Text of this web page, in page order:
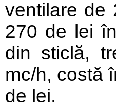
ventilare de
270 de lei
din sticlă,
mc/h, costă
de lei.